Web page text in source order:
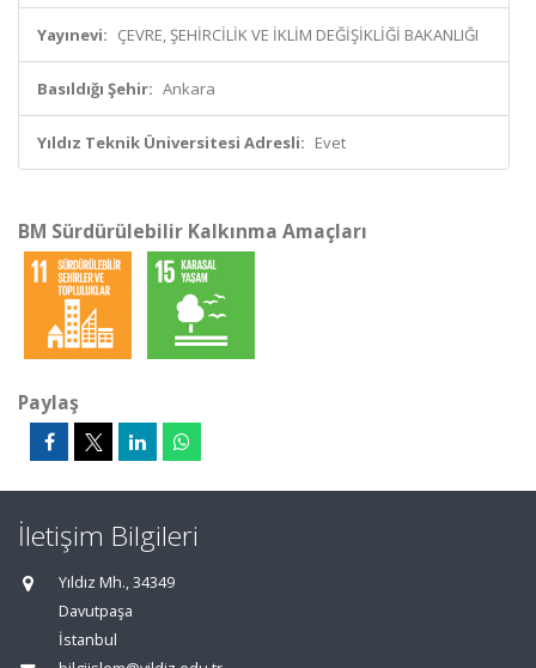
Yayınevi: ÇEVRE, ŞEHİRCİLİK VE İKLİM DEĞİŞİKLİĞİ BAKANLIĞI
Basıldığı Şehir: Ankara
Yıldız Teknik Üniversitesi Adresli: Evet
BM Sürdürülebilir Kalkınma Amaçları
Paylaş
İletişim Bilgileri
Yıldız Mh., 34349
Davutpaşa
İstanbul